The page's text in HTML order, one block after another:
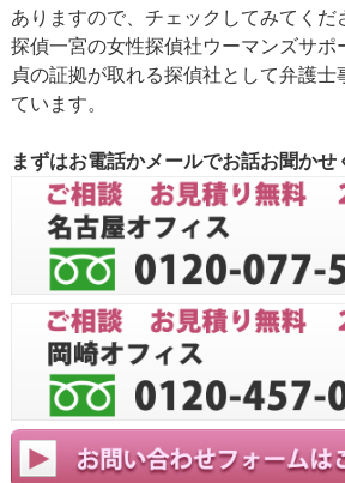
ありますので、チェックしてみてくだ
探偵一宮の女性探偵社ウーマンズサポ
貞の証拠が取れる探偵社として弁護士
ています。
まずはお電話かメールでお話お聞かせ